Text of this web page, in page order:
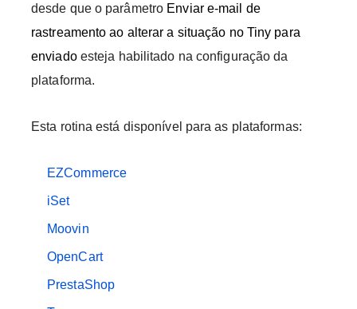
desde que o parâmetro Enviar e-mail de
rastreamento ao alterar a situação no Tiny para
enviadoesteja habilitado na configuração da
plataforma.
Esta rotina está disponível para as plataformas:
EZCommerce
iSet
Moovin
OpenCart
PrestaShop